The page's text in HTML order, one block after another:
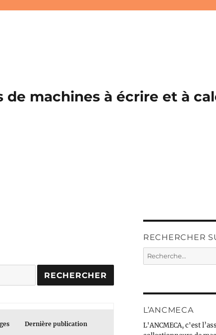
machines à écrire et à
Dernière publication
RECHERCHER
Recherche
pour :
L’ANCMECA
L'ANCMECA, c'est